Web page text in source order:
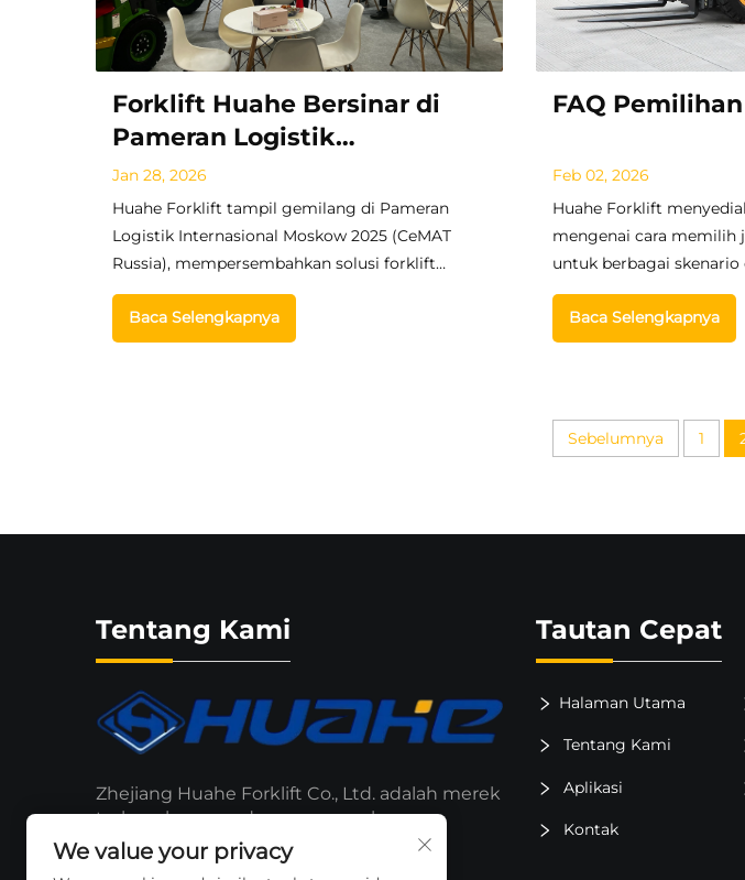
Forklift Huahe Bersinar di
Pameran Logistik
Internasional Moskow 2025
Jan 28, 2026
Huahe Forklift tampil gemilang di Pameran
Logistik Internasional Moskow 2025 (CeMAT
Russia), mempersembahkan solusi forklift
penanganan material global berkualitas tinggi
untuk logistik industri.
Baca Selengkapnya
FAQ
Feb 02, 2026
Huahe Forklift
mengenai cara memilih
untuk berbagai skenario
membimbing
industri & logistik di
ruangan dengan tips ahli.
Baca Selengkapnya
Sebelumnya 1
Tentang Kami
Zhejiang Huahe Forklift Co., Ltd. adalah merek
terkenal yang sedang memperluas
jangkauannya di pasar lokal maupun
internasional.
Tautan Cepat
Halaman Utama
Tentang Kami
Aplikasi
Kontak
We value your privacy